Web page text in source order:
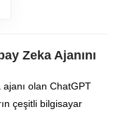
Zeka Ajanını
olan ChatGPT
çeşitli bilgisayar